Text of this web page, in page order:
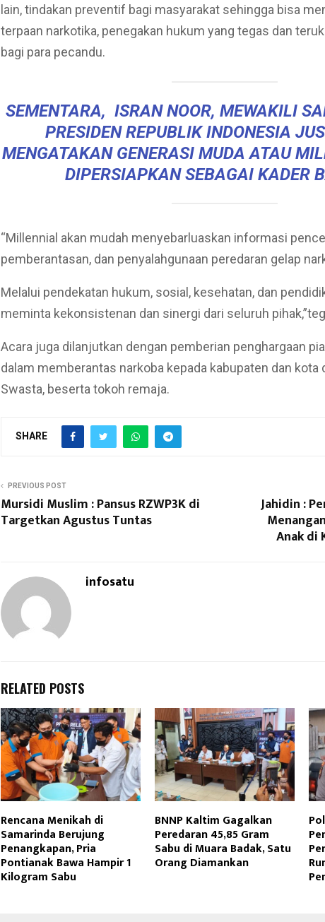
lain, tindakan preventif bagi masyarakat sehingga bisa
terpaan narkotika, penegakan hukum yang tegas dan
bagi para pecandu.
SEMENTARA, ISRAN NOOR, MEWAKILI
PRESIDEN REPUBLIK INDONESIA
MENGATAKAN GENERASI MUDA ATAU
DIPERSIAPKAN SEBAGAI KADER
“Millennial akan mudah menyebarluaskan informasi
pemberantasan, dan penyalahgunaan peredaran gelap
Melalui pendekatan hukum, sosial, kesehatan, dan
meminta kekonsistenan dan sinergi dari seluruh
Acara juga dilanjutkan dengan pemberian penghargaan
dalam memberantas narkoba kepada kabupaten dan kota
Swasta, beserta tokoh remaja.
SHARE
PREVIOUS POST
Mursidi Muslim : Pansus RZWP3K di
Targetkan Agustus Tuntas
Jahidin :
Anak di
infosatu
RELATED POSTS
Rencana Menikah di
Samarinda Berujung
Penangkapan, Pria
Pontianak Bawa Hampir 1
Kilogram Sabu
BNNP Kaltim Gagalkan
Peredaran 45,85 Gram
Sabu di Muara Badak, Satu
Orang Diamankan